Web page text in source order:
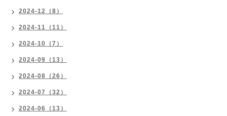
2024-12（8）
2024-11（11）
2024-10（7）
2024-09（13）
2024-08（26）
2024-07（32）
2024-06（13）